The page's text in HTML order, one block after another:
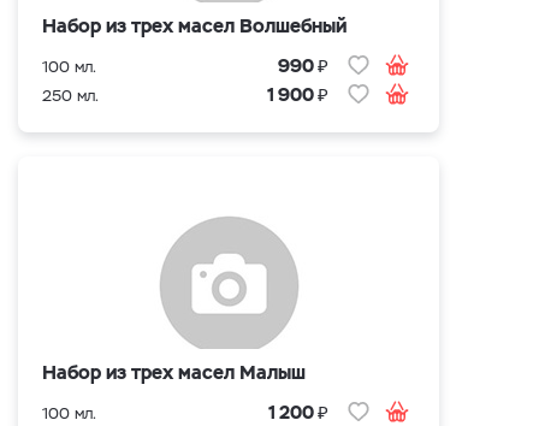
Набор из трех масел Волшебный
100 мл. 990₽
250 мл. 1 900₽
Набор из трех масел Малыш
100 мл. 1 200₽